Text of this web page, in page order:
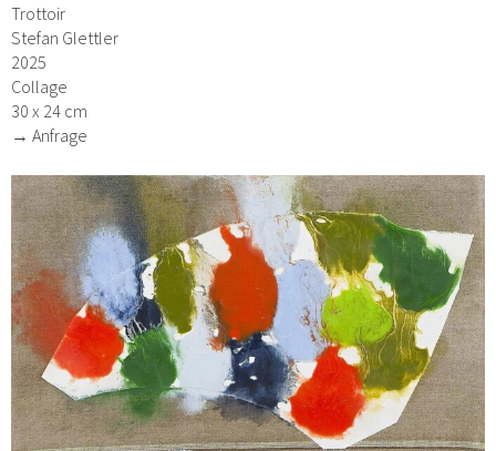
Trottoir
Stefan Glettler
2025
Collage
30 x 24 cm
→ Anfrage